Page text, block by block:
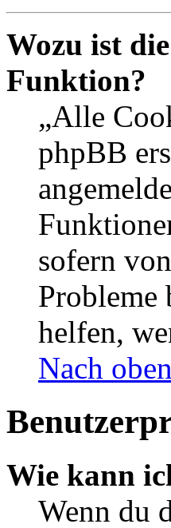
Wozu ist
Funktion?
„Alle
phpBB
sofern
Probleme
helfen,
Nach oben
Wie kann
Wenn du